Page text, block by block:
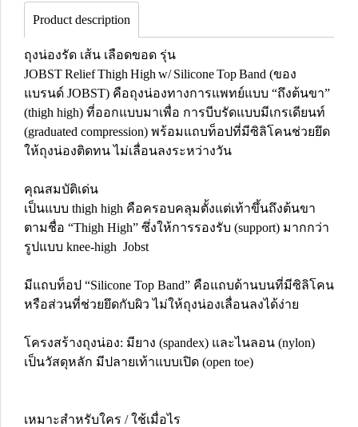
Product description
ถุงน่องรัด เส้น เลือดขอด รุ่น
JOBST Relief Thigh High w/ Silicone Top Band (ของ
แบรนด์ JOBST) คือถุงน่องทางการแพทย์แบบ “ถึงต้นขา”
(thigh high) ที่ออกแบบมาเพื่อ การบีบรัดแบบมีเกรเดียนท์
(graduated compression) พร้อมแถบท็อปที่มีซิลิโคนช่วยยึด
ให้ถุงน่องติดทน ไม่เลื่อนลงระหว่างวัน
คุณสมบัติเด่น
เป็นแบบ thigh high คือครอบคลุมตั้งแต่เท้าขึ้นถึงต้นขา
ตามชื่อ “Thigh High” ซึ่งให้การรองรับ (support) มากกว่า
รูปแบบ knee-high Jobst
มีแถบท็อป “Silicone Top Band” คือแถบด้านบนที่มีซิลิโคน
หรือส่วนที่ช่วยยึดกับผิว ไม่ให้ถุงน่องเลื่อนลงได้ง่าย
โครงสร้างถุงน่อง: มียาง (spandex) และไนลอน (nylon)
เป็นวัสดุหลัก มีปลายเท้าแบบเปิด (open toe)
เหมาะสำหรับใคร / ใช้เมื่อไร